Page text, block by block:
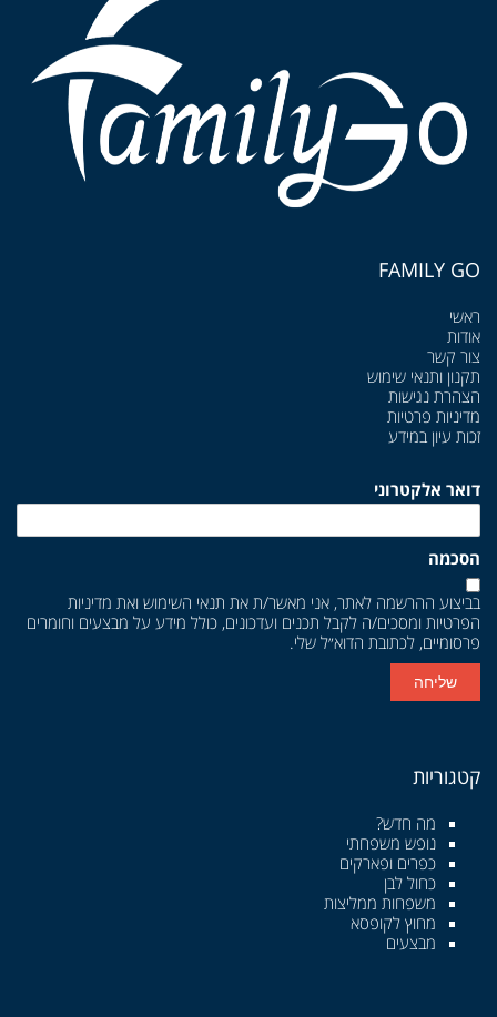
FAMILY GO
ראשי
אודות
צור קשר
תקנון ותנאי שימוש
הצהרת נגישות
מדיניות פרטיות
זכות עיון במידע
דואר אלקטרוני
הסכמה
בביצוע ההרשמה לאתר, אני מאשר/ת את תנאי השימוש ואת מדיניות
הפרטיות ומסכים/ה לקבל תכנים ועדכונים, כולל מידע על מבצעים וחומרים
פרסומיים, לכתובת הדוא״ל שלי.
שליחה
קטגוריות
מה חדש?
נופש משפחתי
כפרים ופארקים
כחול לבן
משפחות ממליצות
מחוץ לקופסא
מבצעים